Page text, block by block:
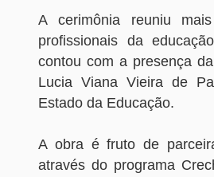
A cerimônia reuniu
profissionais da
contou com a presença
Lucia Viana Vieira de
Estado da Educação.
A obra é fruto de
através do programa